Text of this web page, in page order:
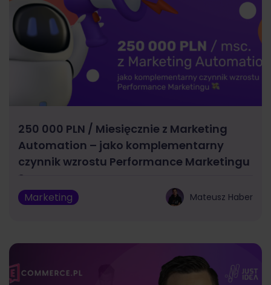
250 000 PLN / Miesięcznie z Marketing
Automation – jako komplementarny
czynnik wzrostu Performance Marketingu
?
Marketing Mateusz Haber